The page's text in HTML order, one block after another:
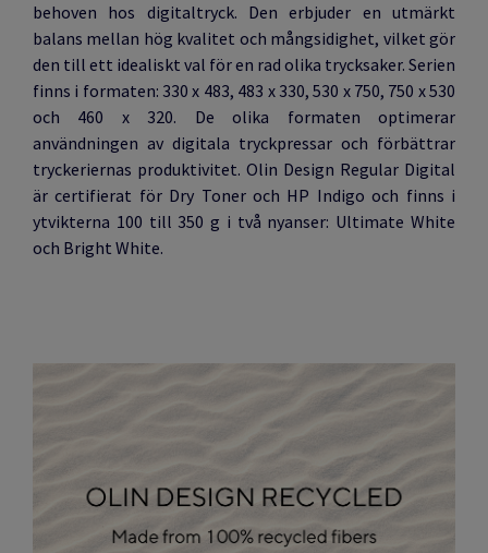
behoven hos digitaltryck. Den erbjuder en utmärkt
balans mellan hög kvalitet och mångsidighet, vilket gör
den till ett idealiskt val för en rad olika trycksaker. Serien
finns i formaten: 330 x 483, 483 x 330, 530 x 750, 750 x 530
och 460 x 320. De olika formaten optimerar
användningen av digitala tryckpressar och förbättrar
tryckeriernas produktivitet. Olin Design Regular Digital
är certifierat för Dry Toner och HP Indigooch finns i
ytvikterna 100 till 350 g i två nyanser: Ultimate White
och Bright White.